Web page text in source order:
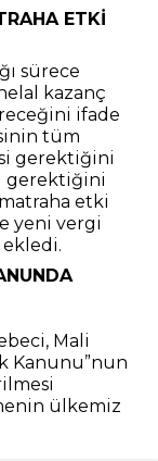
ETKİ
sürece
kazanç
ifade
tüm
gerektiğini
gerektiğini
etki
yeni vergi
Mali
Kanunu”nun
ülkemiz